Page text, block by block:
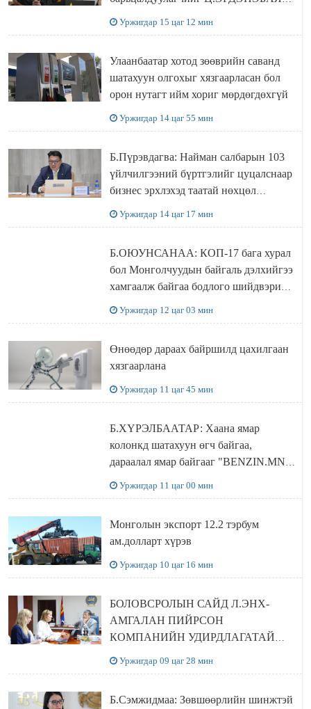
Уржигдар 15 цаг 12 мин
Улаанбаатар хотод зөөврийн саванд
шатахуун олгохыг хязгаарласан бол
орон нутагт ийм хориг мөрдөгдөхгүй
Уржигдар 14 цаг 55 мин
Б.Пүрэвдагва: Найман салбарын 103
үйлчилгээний бүртгэлийг цуцалснаар
бизнес эрхлэхэд таатай нөхцөл
Уржигдар 14 цаг 17 мин
Б.ОЮУНСАНАА: КОП-17 бага хурал
бол Монголчуудын байгаль дэлхийгээ
хамгаалж байгаа бодлого шийдвэрийг
Уржигдар 12 цаг 03 мин
Өнөөдөр дараах байршилд цахилгаан
хязгаарлана
Уржигдар 11 цаг 45 мин
Б.ХҮРЭЛБААТАР: Хаана ямар
колонкд шатахуун өгч байгаа,
дараалал ямар байгааг "BENZIN.MN”
Уржигдар 11 цаг 00 мин
Монголын экспорт 12.2 тэрбум
ам.долларт хүрэв
Уржигдар 10 цаг 16 мин
БОЛОВСРОЛЫН САЙД Л.ЭНХ-
АМГАЛАН ПИЙРСОН
КОМПАНИЙН УДИРДЛАГАТАЙ
Уржигдар 09 цаг 28 мин
Б.Сэмжидмаа: Зөвшөөрлийн шинжтэй